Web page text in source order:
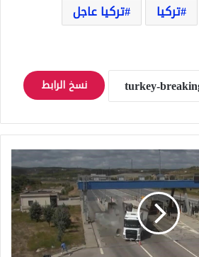
تركيا
تركيا عاجل
نسخ الرابط